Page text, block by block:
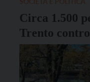
Circa 1.500
Trento
Governo